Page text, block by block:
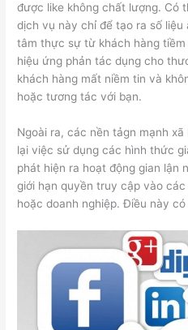
được like không chất lượng. Có
dịch vụ này chỉ để tạo ra số liệu
tâm thực sự từ khách hàng
hiệu ứng phản tác dụng cho
khách hàng mất niềm tin và
hoặc tương tác với bạn.
Ngoài ra, các nền tảgn mạnh
lại việc sử dụng các hình thức
phát hiện ra hoạt động gian lận
giới hạn quyền truy cập vào
hoặc doanh nghiệp. Điều này